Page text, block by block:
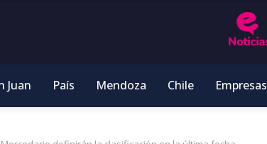
Juan País Mendoza Chile Empresas